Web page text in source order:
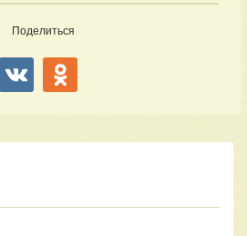
Поделиться